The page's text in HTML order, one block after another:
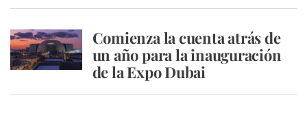
Comienza la cuenta atrás de
un año para la inauguración
de la Expo Dubai